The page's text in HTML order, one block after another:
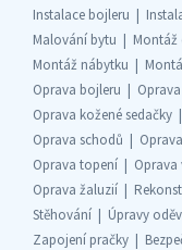
Instalace bojleru
Malování bytu
Montáž
Montáž nábytku
Oprava bojleru
Oprava kožené sedačky
Oprava schodů
Oprava topení
Oprava žaluzií
Stěhování
Úpravy
Zapojení pračky